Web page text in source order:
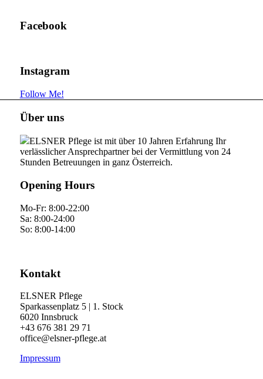
Facebook
Instagram
Follow Me!
Über uns
ELSNER Pflege ist mit über 10 Jahren Erfahrung Ihr
verlässlicher Ansprechpartner bei der Vermittlung von 24
Stunden Betreuungen in ganz Österreich.
Opening Hours
Mo-Fr: 8:00-22:00
Sa: 8:00-24:00
So: 8:00-14:00
Kontakt
ELSNER Pflege
Sparkassenplatz 5 | 1. Stock
6020 Innsbruck
+43 676 381 29 71
office@elsner-pflege.at
Impressum